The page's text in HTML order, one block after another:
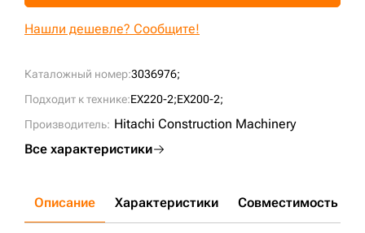
Каталожный номер:3036976;
Подходит к технике:EX220-2;EX200-2;
Производитель: Hitachi Construction Machinery
Все характеристики
Нашли дешевле? Сообщите!
Описание Характеристики Совместимость